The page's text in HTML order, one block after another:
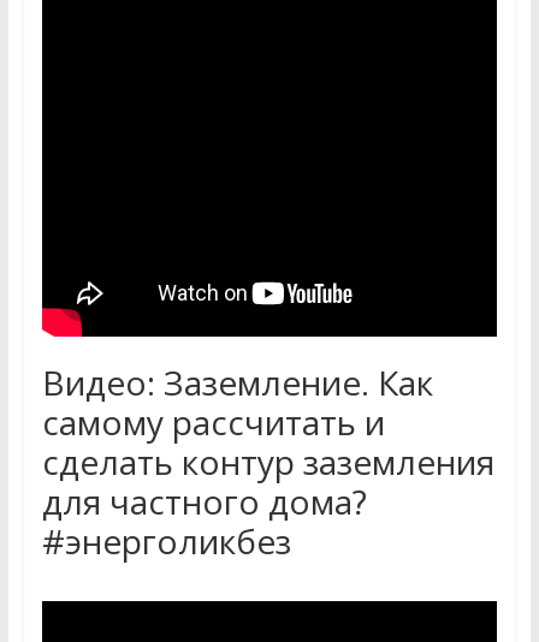
Видео: Заземление. Как
самому рассчитать и
сделать контур заземления
для частного дома?
#энерголикбез